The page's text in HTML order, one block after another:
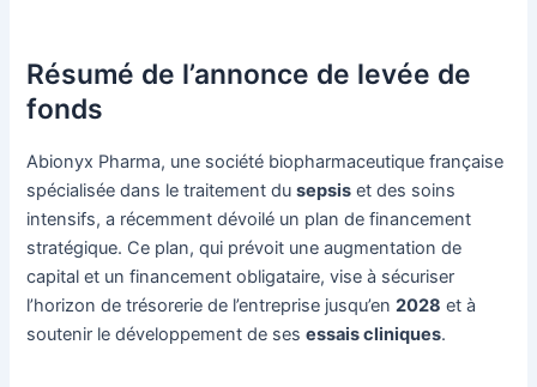
Résumé de l’annonce de levée de
fonds
Abionyx Pharma, une société biopharmaceutique française
spécialisée dans le traitement dusepsis et des soins
intensifs, a récemment dévoilé un plan de financement
stratégique. Ce plan, qui prévoit une augmentation de
capital et un financement obligataire, vise à sécuriser
l’horizon de trésorerie de l’entreprise jusqu’en2028 et à
soutenir le développement de sesessais cliniques.